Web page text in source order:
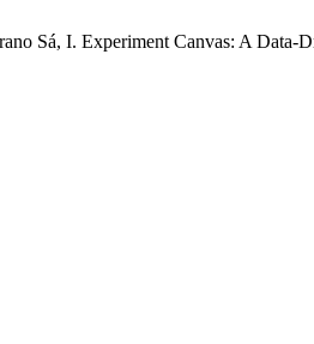
Sá, I. Experiment Canvas: A